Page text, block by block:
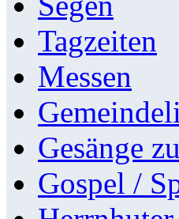
Tagzeiten
Messen
Gesänge
Gospel /